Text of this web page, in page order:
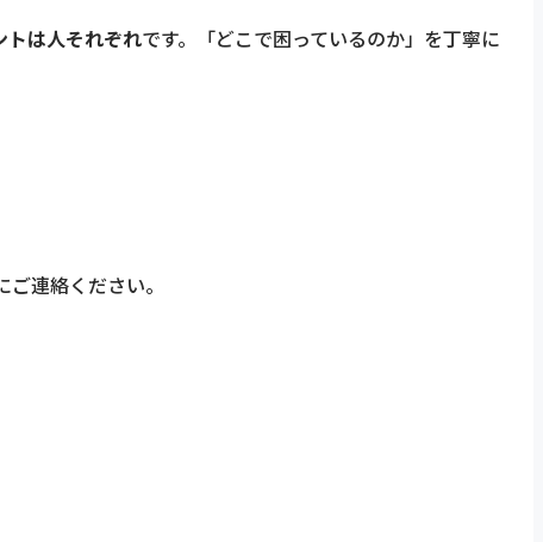
トは人それぞれです。「どこで困っているのか」を丁寧に
連絡ください。